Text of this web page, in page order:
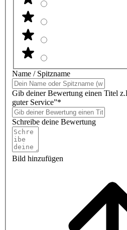
Name / Spitzname
Gib deiner Bewertung einen Titel
guter Service”*
Schreibe deine Bewertung
Bild hinzufügen